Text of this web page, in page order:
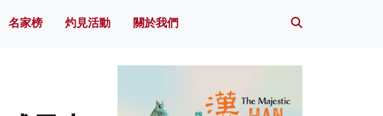
名家榜 灼見活動 關於我們